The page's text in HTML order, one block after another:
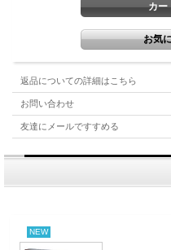
返品についての詳細はこちら
お問い合わせ
友達にメールですすめる
NEW